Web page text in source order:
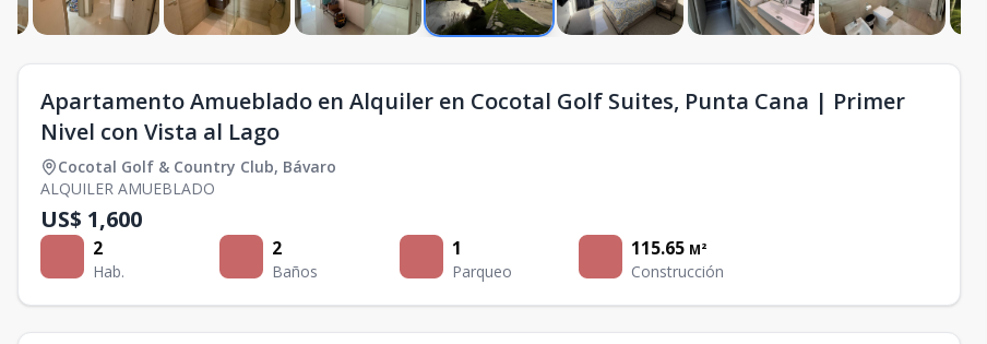
Apartamento Amueblado en Alquiler en Cocotal Golf Suites, Punta Cana | Primer
Nivel con Vista al Lago
Cocotal Golf & Country Club, Bávaro
ALQUILER AMUEBLADO
US$ 1,600
2
Hab.
2
Baños
1
Parqueo
115.65 M²
Construcción